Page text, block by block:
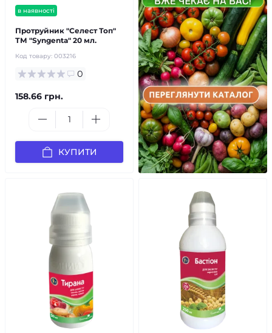
в наявності
Протруйник "Селест Топ"
ТМ "Syngenta" 20 мл.
Код товару: 003216
0
158.66 грн.
КУПИТИ